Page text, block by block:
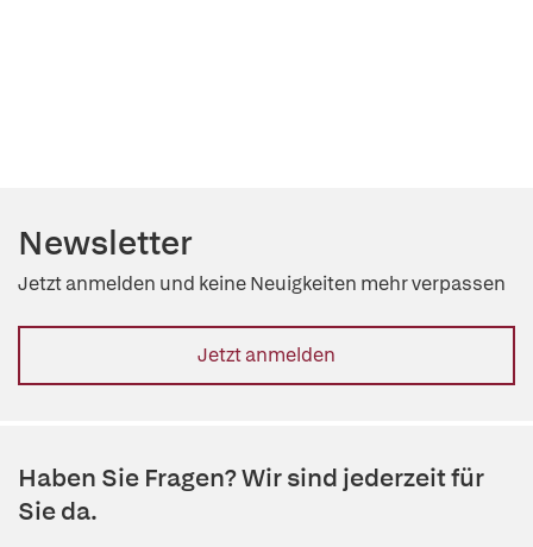
Newsletter
Jetzt anmelden und keine Neuigkeiten mehr verpassen
Jetzt anmelden
Haben Sie Fragen? Wir sind jederzeit für
Sie da.